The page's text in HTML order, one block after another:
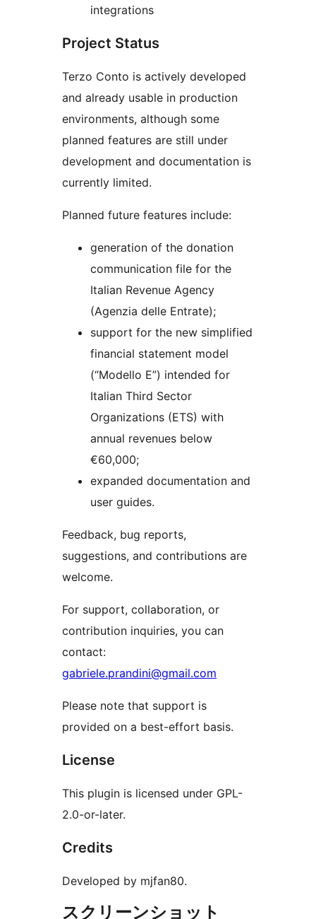
integrations
Project Status
Terzo Conto is actively developed
and already usable in production
environments, although some
planned features are still under
development and documentation is
currently limited.
Planned future features include:
generation of the donation
communication file for the
Italian Revenue Agency
(Agenzia delle Entrate);
support for the new simplified
financial statement model
(“Modello E”) intended for
Italian Third Sector
Organizations (ETS) with
annual revenues below
€60,000;
expanded documentation and
user guides.
Feedback, bug reports,
suggestions, and contributions are
welcome.
For support, collaboration, or
contribution inquiries, you can
contact:
gabriele.prandini@gmail.com
Please note that support is
provided on a best-effort basis.
License
This plugin is licensed under GPL-
2.0-or-later.
Credits
Developed by mjfan80.
スクリーンショット